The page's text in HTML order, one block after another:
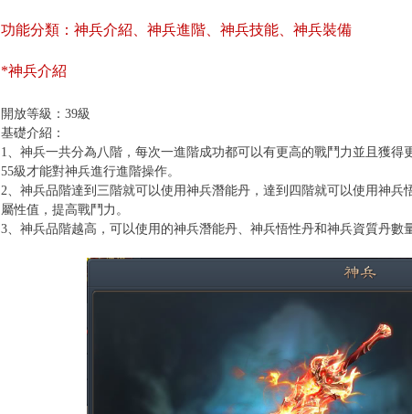
功能分類：神兵介紹、神兵進階、神兵技能、神兵裝備
*神兵介紹
開放等級：39級
基礎介紹：
1、神兵一共分為八階，每次一進階成功都可以有更高的戰鬥力並且獲
55級才能對神兵進行進階操作。
2、神兵品階達到三階就可以使用神兵潛能丹，達到四階就可以使用神
屬性值，提高戰鬥力。
3、神兵品階越高，可以使用的神兵潛能丹、神兵悟性丹和神兵資質丹數